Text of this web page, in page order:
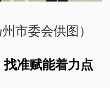
市委会供图）
准赋能着力点